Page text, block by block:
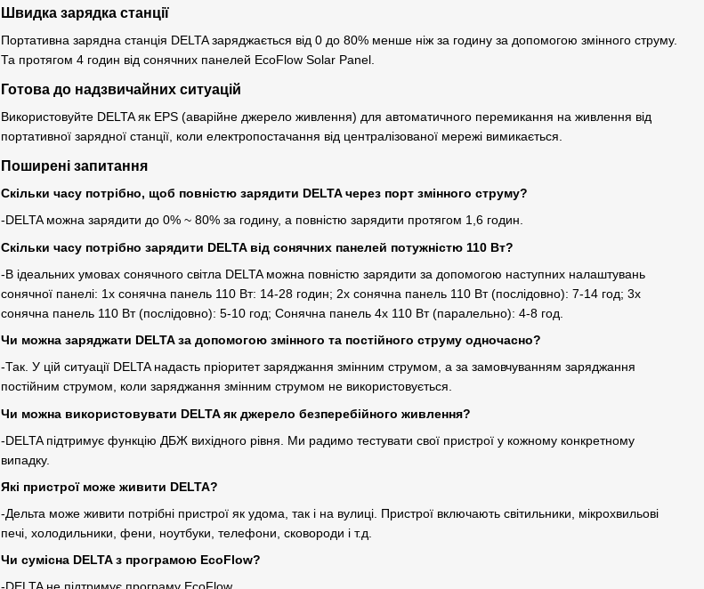
Швидка зарядка станції
Портативна зарядна станція DELTA заряджається від 0 до 80% менше ніж за годину за допомогою змінного струму.
Та протягом 4 годин від сонячних панелей EcoFlow Solar Panel.
Готова до надзвичайних ситуацій
Використовуйте DELTA як EPS (аварійне джерело живлення) для автоматичного перемикання на живлення від
портативної зарядної станції, коли електропостачання від централізованої мережі вимикається.
Поширені запитання
Скільки часу потрібно, щоб повністю зарядити DELTA через порт змінного струму?
-DELTA можна зарядити до 0% ~ 80% за годину, а повністю зарядити протягом 1,6 годин.
Скільки часу потрібно зарядити DELTA від сонячних панелей потужністю 110 Вт?
-В ідеальних умовах сонячного світла DELTA можна повністю зарядити за допомогою наступних налаштувань
сонячної панелі: 1x сонячна панель 110 Вт: 14-28 годин; 2x сонячна панель 110 Вт (послідовно): 7-14 год; 3x
сонячна панель 110 Вт (послідовно): 5-10 год; Сонячна панель 4x 110 Вт (паралельно): 4-8 год.
Чи можна заряджати DELTA за допомогою змінного та постійного струму одночасно?
-Так. У цій ситуації DELTA надасть пріоритет заряджання змінним струмом, а за замовчуванням заряджання
постійним струмом, коли заряджання змінним струмом не використовується.
Чи можна використовувати DELTA як джерело безперебійного живлення?
-DELTA підтримує функцію ДБЖ вихідного рівня. Ми радимо тестувати свої пристрої у кожному конкретному
випадку.
Які пристрої може живити DELTA?
-Дельта може живити потрібні пристрої як удома, так і на вулиці. Пристрої включають світильники, мікрохвильові
печі, холодильники, фени, ноутбуки, телефони, сковороди і т.д.
Чи сумісна DELTA з програмою EcoFlow?